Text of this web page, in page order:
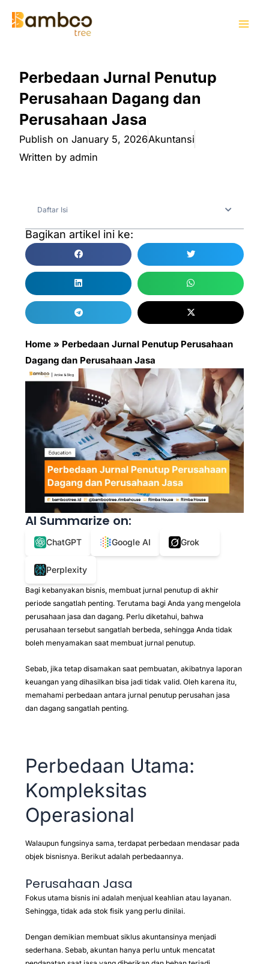
Perbedaan Jurnal Penutup
Perusahaan Dagang dan
Perusahaan Jasa
Publish on January 5, 2026Akuntansi
Written by admin
Daftar Isi
Bagikan artikel ini ke:
Home » Perbedaan Jurnal Penutup Perusahaan
Dagang dan Perusahaan Jasa
AI Summarize on:
ChatGPT Google AI Grok
Perplexity
Bagi kebanyakan bisnis, membuat jurnal penutup di akhir
periode sangatlah penting. Terutama bagi Anda yang mengelola
perusahaan jasa dan dagang. Perlu diketahui, bahwa
perusahaan tersebut sangatlah berbeda, sehingga Anda tidak
boleh menyamakan saat membuat jurnal penutup.
Sebab, jika tetap disamakan saat pembuatan, akibatnya laporan
keuangan yang dihasilkan bisa jadi tidak valid. Oleh karena itu,
memahami perbedaan antara jurnal penutup perusahan jasa
dan dagang sangatlah penting.
Perbedaan Utama:
Kompleksitas
Operasional
Walaupun fungsinya sama, terdapat perbedaan mendasar pada
objek bisnisnya. Berikut adalah perbedaannya.
Perusahaan Jasa
Fokus utama bisnis ini adalah menjual keahlian atau layanan.
Sehingga, tidak ada stok fisik yang perlu dinilai.
Dengan demikian membuat siklus akuntansinya menjadi
sederhana. Sebab, akuntan hanya perlu untuk mencatat